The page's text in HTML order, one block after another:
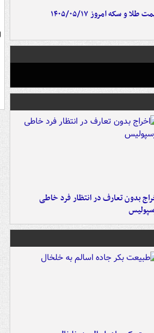
طلا و سکه امروز ۱۴۰۵/۰۵/۱۷
بدون تعارف در انتظار فرد خاطی